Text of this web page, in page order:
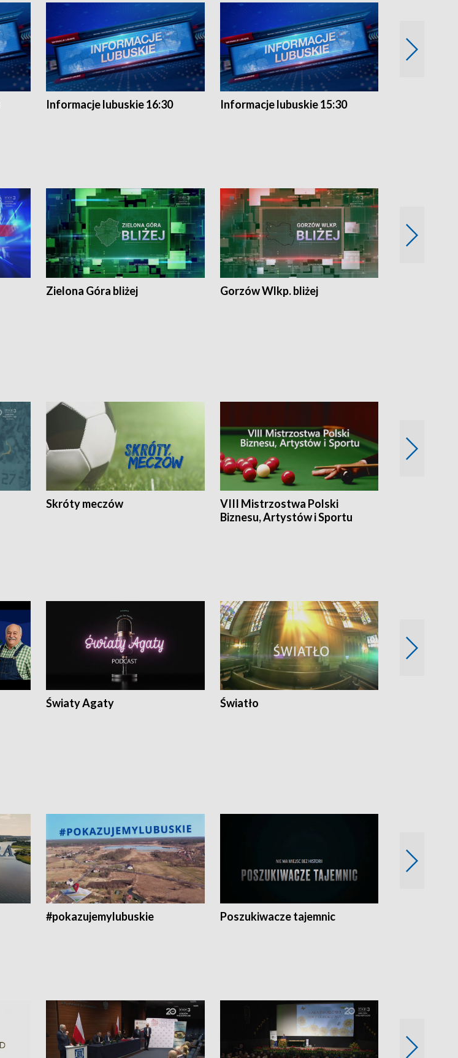
Informacje lubuskie 16:30 Informacje lubuskie 15:30
Zielona Góra bliżej Gorzów Wlkp. bliżej
Skróty meczów
VIII Mistrzostwa Polski
Biznesu, Artystów i Sportu
Światy Agaty Światło
#pokazujemylubuskie Poszukiwacze tajemnic